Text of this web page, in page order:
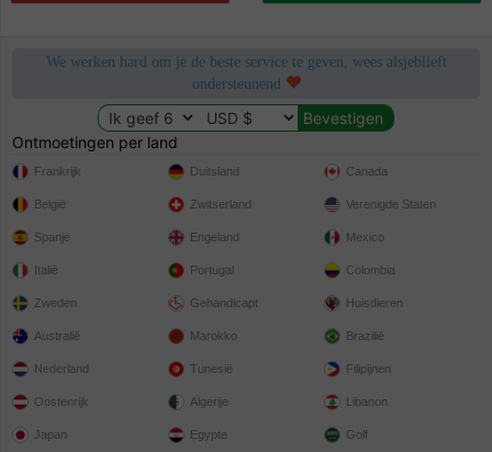
We werken hard om je de beste service te geven, wees alsjeblieft
ondersteunend
Ontmoetingen per land
Frankrijk
België
Spanje
Italië
Zweden
Duitsland
Zwitserland
Engeland
Portugal
Gehandicapt
Canada
Verenigde Staten
Mexico
Colombia
Huisdieren
Australië
Nederland
Oostenrijk
Japan
Marokko
Tunesië
Algerije
Egypte
Brazilië
Filipijnen
Libanon
Golf